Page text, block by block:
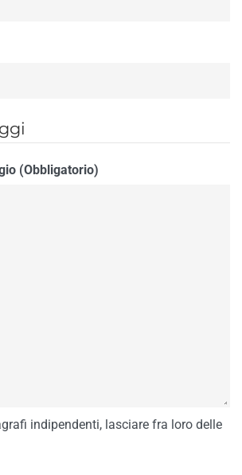
(Obbligatorio)
indipendenti, lasciare fra loro delle